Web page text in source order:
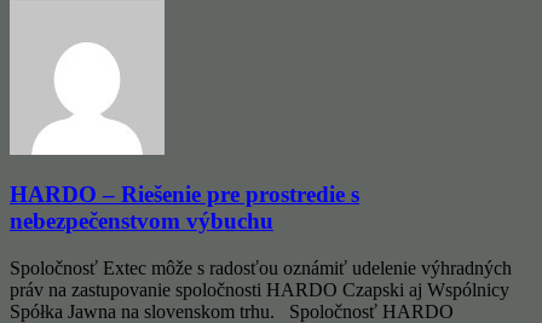
HARDO – Riešenie pre prostredie s
nebezpečenstvom výbuchu
Spoločnosť Extec môže s radosťou oznámiť udelenie výhradných
práv na zastupovanie spoločnosti HARDO Czapski aj Wspólnicy
Spółka Jawna na slovenskom trhu. Spoločnosť HARDO